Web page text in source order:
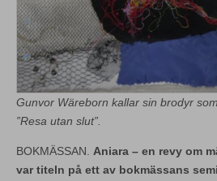
Gunvor Wäreborn kallar sin brodyr
”Resa utan slut”.
BOKMÄSSAN. Aniara – en revy om
var titeln på ett av bokmässans